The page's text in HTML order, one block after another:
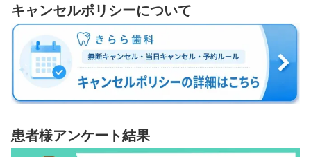
キャンセルポリシーについて
患者様アンケート結果